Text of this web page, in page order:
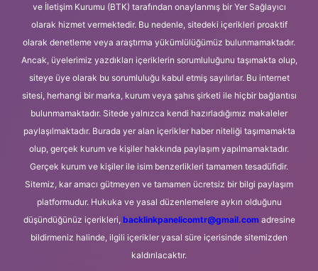
ve İletişim Kurumu (BTK) tarafından onaylanmış bir Yer Sağlayıcı
olarak hizmet vermektedir. Bu nedenle, sitedeki içerikleri proaktif
olarak denetleme veya araştırma yükümlülüğümüz bulunmamaktadır.
Ancak, üyelerimiz yazdıkları içeriklerin sorumluluğunu taşımakta olup,
siteye üye olarak bu sorumluluğu kabul etmiş sayılırlar. Bu internet
sitesi, herhangi bir marka, kurum veya şahıs şirketi ile hiçbir bağlantısı
bulunmamaktadır. Sitede yalnızca kendi hazırladığımız makaleler
paylaşılmaktadır. Burada yer alan içerikler haber niteliği taşımamakta
olup, gerçek kurum ve kişiler hakkında paylaşım yapılmamaktadır.
Gerçek kurum ve kişiler ile isim benzerlikleri tamamen tesadüfidir.
Sitemiz, kar amacı gütmeyen ve tamamen ücretsiz bir bilgi paylaşım
platformudur. Hukuka ve yasal düzenlemelere aykırı olduğunu
düşündüğünüz içerikleri, backlinkpanelicomtr@gmail.comadresine
bildirmeniz halinde, ilgili içerikler yasal süre içerisinde sitemizden
kaldırılacaktır.